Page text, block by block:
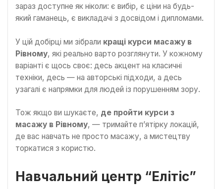
зараз доступне як ніколи: є вибір, є ціни на будь-
який гаманець, є викладачі з досвідом і дипломами.
У цій добірці ми зібрали кращі курси масажу в
Рівному, які реально варто розглянути. У кожному
варіанті є щось своє: десь акцент на класичні
техніки, десь — на авторські підходи, а десь
узагалі є напрямки для людей із порушенням зору.
Тож якщо ви шукаєте, де пройти курси з
масажу в Рівному, — тримайте п’ятірку локацій,
де вас навчать не просто масажу, а мистецтву
торкатися з користю.
Навчальний центр “Елітіс”